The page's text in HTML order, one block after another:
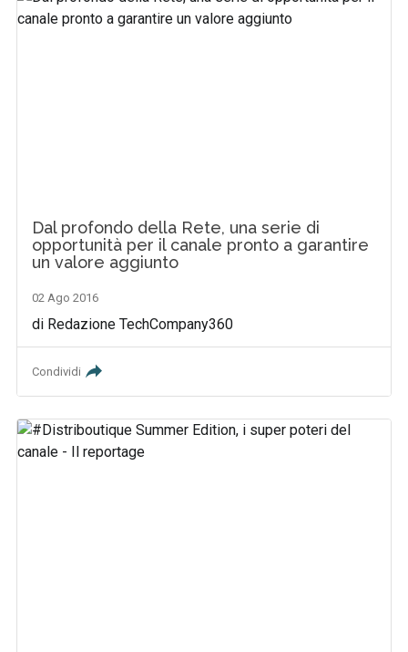
Dal profondo della Rete, una serie di
opportunità per il canale pronto a garantire
un valore aggiunto
02 Ago 2016
di Redazione TechCompany360
Condividi